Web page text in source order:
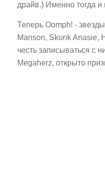
драйв.) Именно тогда и
Теперь Oomph! -
Manson, Skunk Anasie,
честь записываться с
Megaherz, открыто